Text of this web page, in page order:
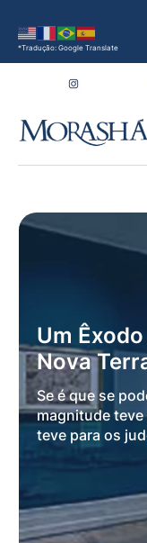
*Tradução: Google Translate
Um
Nova
Se é que se
magnitude
teve para os